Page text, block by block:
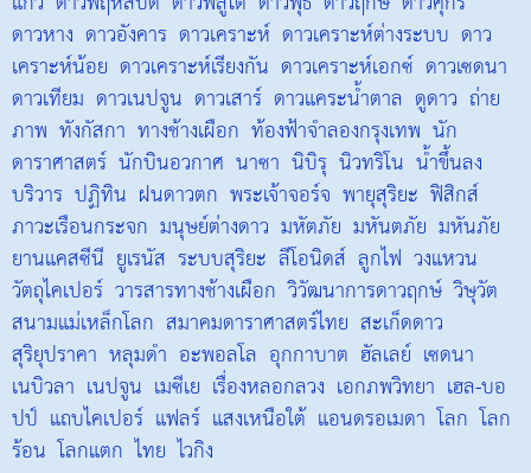
ดาวหาง ดาวอังคาร ดาวเคราะห์ ดาวเคราะห์ต่างระบบ ดาว
เคราะห์น้อย ดาวเคราะห์เรียงกัน ดาวเคราะห์เอกซ์ ดาวเซดนา
ดาวเทียม ดาวเนปจูน ดาวเสาร์ ดาวแคระน้ำตาล ดูดาว ถ่าย
ภาพ ทังกัสกา ทางช้างเผือก ท้องฟ้าจำลองกรุงเทพ นัก
ดาราศาสตร์ นักบินอวกาศ นาซา นิบิรุ นิวทริโน น้ำขึ้นลง
บริวาร ปฏิทิน ฝนดาวตก พระเจ้าจอร์จ พายุสุริยะ ฟิสิกส์
ภาวะเรือนกระจก มนุษย์ต่างดาว มหัตภัย มหันตภัย มหันภัย
ยานแคสซีนี ยูเรนัส ระบบสุริยะ ลีโอนิดส์ ลูกไฟ วงแหวน
วัตถุไคเปอร์ วารสารทางช้างเผือก วิวัฒนาการดาวฤกษ์ วิษุวัต
สนามแม่เหล็กโลก สมาคมดาราศาสตร์ไทย สะเก็ดดาว
สุริยุปราคา หลุมดำ อะพอลโล อุกกาบาต ฮัลเลย์ เซดนา
เนบิวลา เนปจูน เมซีเย เรื่องหลอกลวง เอกภพวิทยา เฮล-บอ
ปป์ แถบไคเปอร์ แฟลร์ แสงเหนือใต้ แอนดรอเมดา โลก โลก
ร้อน โลกแตก ไทย ไวกิง